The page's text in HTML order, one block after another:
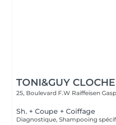
TONI&GUY
25, Boulevard F.W Raiffeisen
Sh. + Coupe + Coiffage